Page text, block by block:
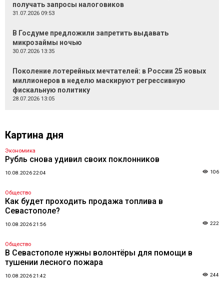
получать запросы налоговиков
31.07.2026 09:53
В Госдуме предложили запретить выдавать
микрозаймы ночью
30.07.2026 13:35
Поколение лотерейных мечтателей: в России 25 новых
миллионеров в неделю маскируют регрессивную
фискальную политику
28.07.2026 13:05
Картина дня
Экономика
Рубль снова удивил своих поклонников
10.08.2026 22:04 106
Общество
Как будет проходить продажа топлива в
Севастополе?
10.08.2026 21:56 222
Общество
В Севастополе нужны волонтёры для помощи в
тушении лесного пожара
10.08.2026 21:42 244